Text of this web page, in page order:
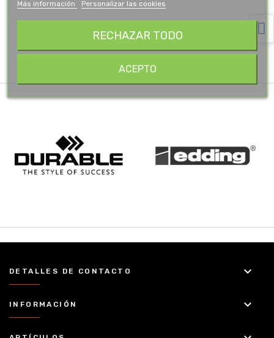
DETALLES DE CONTACTO keyboard_arrow_down
INFORMACIÓN keyboard_arrow_down
Más información Personalizar las cookies
RECHAZAR TODO
ACEPTO